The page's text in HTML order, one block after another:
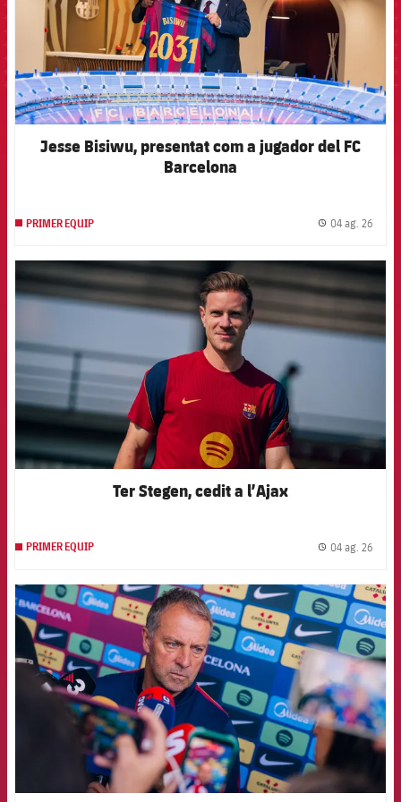
Jesse Bisiwu, presentat com a jugador del FC
Barcelona
PRIMER EQUIP 04 ag. 26
FCB Barcelona badge
Ter Stegen, cedit a l’Ajax
PRIMER EQUIP 04 ag. 26
FCB Barcelona badge